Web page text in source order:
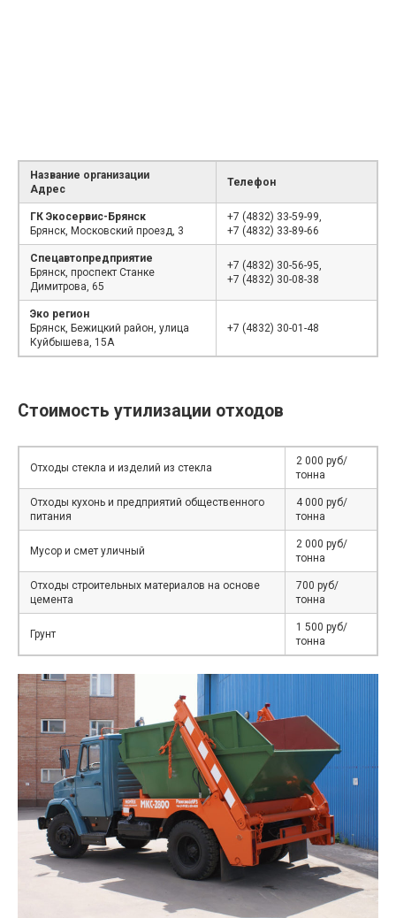
Название организации
Адрес
Телефон
ГК Экосервис-Брянск
Брянск, Московский проезд, 3
+7 (4832) 33-59-99,
+7 (4832) 33-89-66
Спецавтопредприятие
Брянск, проспект Станке
Димитрова, 65
+7 (4832) 30-56-95,
+7 (4832) 30-08-38
Эко регион
Брянск, Бежицкий район, улица
Куйбышева, 15А
+7 (4832) 30-01-48
Стоимость утилизации отходов
Отходы стекла и изделий из стекла
2 000 руб/
тонна
Отходы кухонь и предприятий общественного
питания
4 000 руб/
тонна
Мусор и смет уличный
2 000 руб/
тонна
Отходы строительных материалов на основе
цемента
700 руб/
тонна
Грунт
1 500 руб/
тонна